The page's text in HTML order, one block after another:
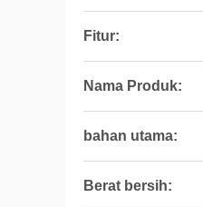
Fitur:
Nama Produk:
bahan utama:
Berat bersih: